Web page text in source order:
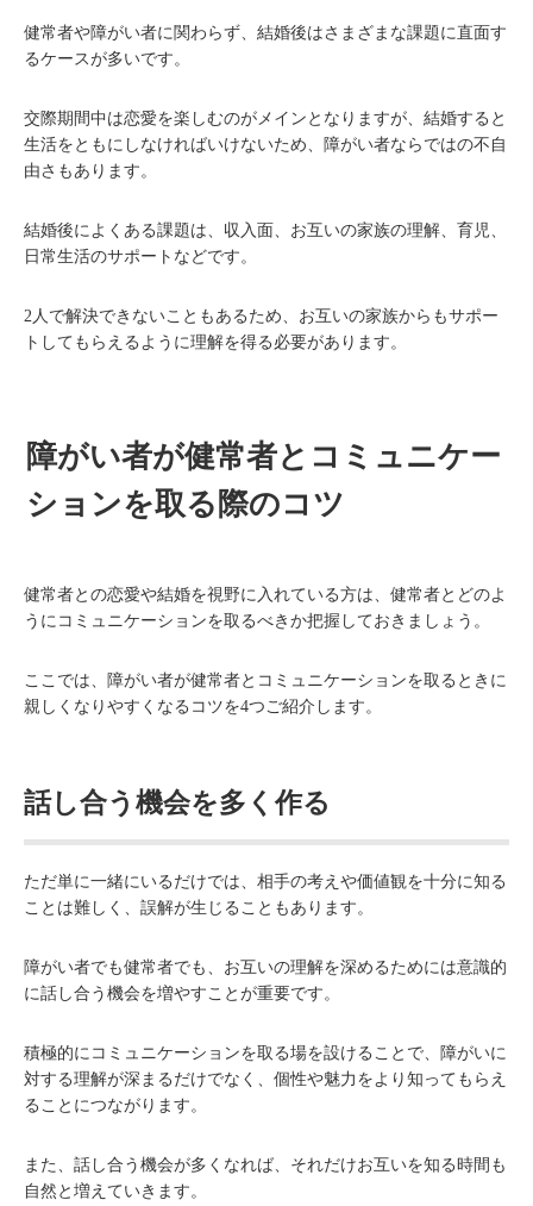
健常者や障がい者に関わらず、結婚後はさまざまな課題に直面す
るケースが多いです。
交際期間中は恋愛を楽しむのがメインとなりますが、結婚すると
生活をともにしなければいけないため、障がい者ならではの不自
由さもあります。
結婚後によくある課題は、収入面、お互いの家族の理解、育児、
日常生活のサポートなどです。
2人で解決できないこともあるため、お互いの家族からもサポー
トしてもらえるように理解を得る必要があります。
障がい者が健常者とコミュニケー
ションを取る際のコツ
健常者との恋愛や結婚を視野に入れている方は、健常者とどのよ
うにコミュニケーションを取るべきか把握しておきましょう。
ここでは、障がい者が健常者とコミュニケーションを取るときに
親しくなりやすくなるコツを4つご紹介します。
話し合う機会を多く作る
ただ単に一緒にいるだけでは、相手の考えや価値観を十分に知る
ことは難しく、誤解が生じることもあります。
障がい者でも健常者でも、お互いの理解を深めるためには意識的
に話し合う機会を増やすことが重要です。
積極的にコミュニケーションを取る場を設けることで、障がいに
対する理解が深まるだけでなく、個性や魅力をより知ってもらえ
ることにつながります。
また、話し合う機会が多くなれば、それだけお互いを知る時間も
自然と増えていきます。